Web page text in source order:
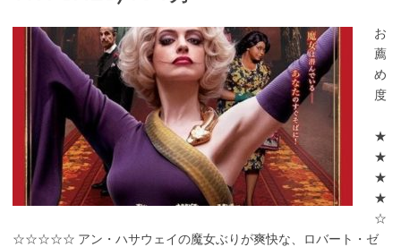
お
薦
め
度
★
★
★
★
☆
☆☆☆☆☆ アン・ハサウェイの魔女ぶりが爽快な、ロバート・ゼ